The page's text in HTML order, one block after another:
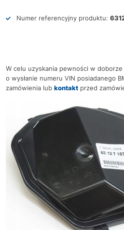
Numer referencyjny produktu:
W celu uzyskania pewności w
o wysłanie numeru VIN posiadanego
zamówienia lub kontakt przed